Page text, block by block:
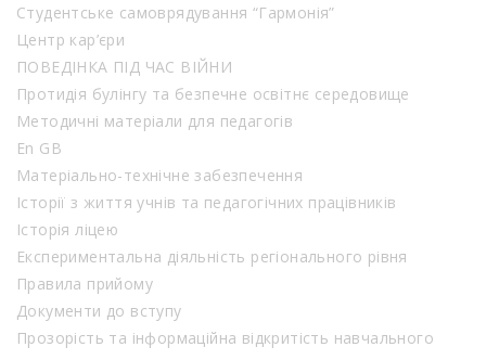
Студентське самоврядування “Гармонія”
Центр кар’єри
ПОВЕДІНКА ПІД ЧАС ВІЙНИ
Протидія булінгу та безпечне освітнє середовище
Методичні матеріали для педагогів
En GB
Матеріально-технічне забезпечення
Історії з життя учнів та педагогічних працівників
Історія ліцею
Експериментальна діяльність регіонального рівня
Правила прийому
Документи до вступу
Прозорість та інформаційна відкритість навчального